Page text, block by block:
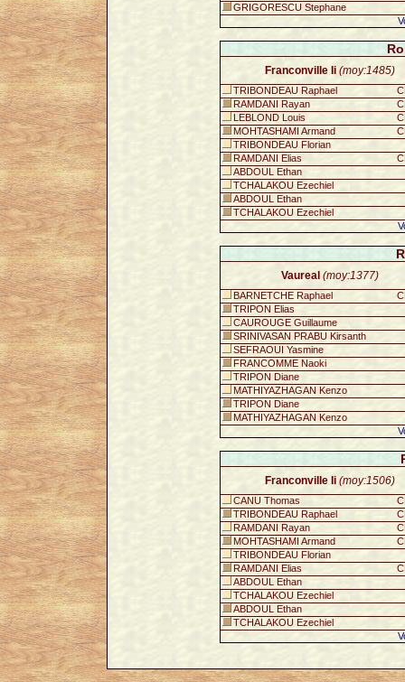
GRIGORESCU Stephane
Franconville Ii (moy:1485)
TRIBONDEAU Raphael
RAMDANI Rayan
LEBLOND Louis
MOHTASHAMI Armand
TRIBONDEAU Florian
RAMDANI Elias
ABDOUL Ethan
TCHALAKOU Ezechiel
ABDOUL Ethan
TCHALAKOU Ezechiel
Vaureal (moy:1377)
BARNETCHE Raphael
TRIPON Elias
CAUROUGE Guillaume
SRINIVASAN PRABU Kirsanth
SEFRAOUI Yasmine
FRANCOMME Naoki
TRIPON Diane
MATHIYAZHAGAN Kenzo
TRIPON Diane
MATHIYAZHAGAN Kenzo
Franconville Ii (moy:1506)
CANU Thomas
TRIBONDEAU Raphael
RAMDANI Rayan
MOHTASHAMI Armand
TRIBONDEAU Florian
RAMDANI Elias
ABDOUL Ethan
TCHALAKOU Ezechiel
ABDOUL Ethan
TCHALAKOU Ezechiel